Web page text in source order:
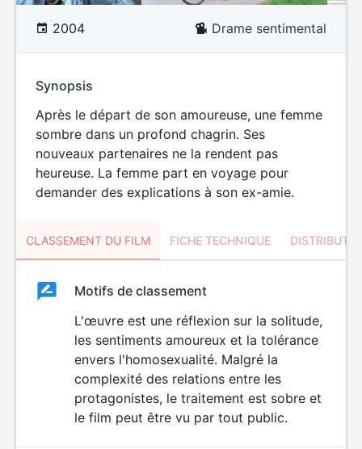
2004 Drame sentimental
Synopsis
Après le départ de son amoureuse, une femme
sombre dans un profond chagrin. Ses
nouveaux partenaires ne la rendent pas
heureuse. La femme part en voyage pour
demander des explications à son ex-amie.
CLASSEMENT DU FILM FICHE TECHNIQUE
ClassementClassement
Motifs de classement
L'œuvre est une réflexion sur la solitude,
les sentiments amoureux et la tolérance
envers l'homosexualité. Malgré la
complexité des relations entre les
protagonistes, le traitement est sobre et
le film peut être vu par tout public.